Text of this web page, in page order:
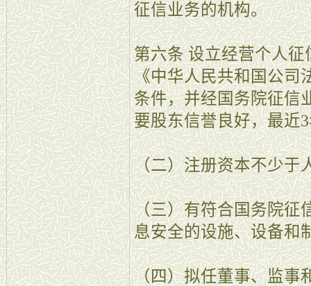
征信业务的机构。
第六条 设立经营个人
《中华人民共和国公司
条件，并经国务院征信
要股东信誉良好，最近
（二）注册资本不少于
（三）有符合国务院征
息安全的设施、设备和
（四）拟任董事、监事